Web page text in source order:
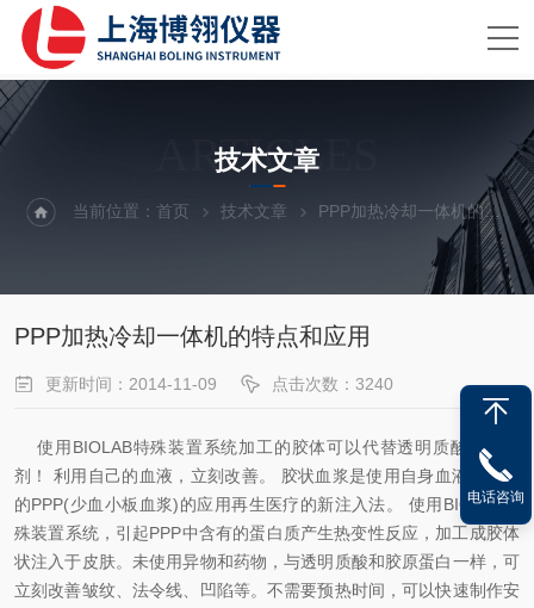
ARTICLES
技术文章
当前位置：首页 技术文章 PPP加热冷却一体机的特点和应用
PPP加热冷却一体机的特点和应用
更新时间：2014-11-09 点击次数：3240
使用BIOLAB特殊装置系统加工的胶体可以代替透明质酸的注入
剂！ 利用自己的血液，立刻改善。
胶状血浆是使用自身血液中抽出
的PPP(少血小板血浆)的应用再生医疗的新注入法。
使用BIOLAB特
殊装置系统，引起PPP中含有的蛋白质产生热变性反应，加工成胶体
状注入于皮肤。未使用异物和药物，与透明质酸和胶原蛋白一样，可
立刻改善皱纹、法令线、凹陷等。不需要预热时间，可以快速制作安
电话咨询